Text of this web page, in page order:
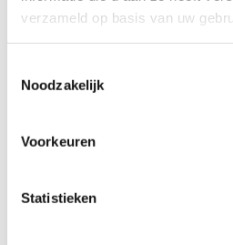
verzameld op basis van uw
Noodzakelijk
Voorkeuren
Statistieken
Salvus Ravenna 7 Kluis